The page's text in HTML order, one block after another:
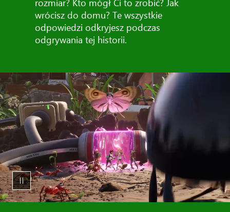
wrócisz do domu? Te wszystkie
odpowiedzi odkryjesz podczas
odgrywania tej historii.